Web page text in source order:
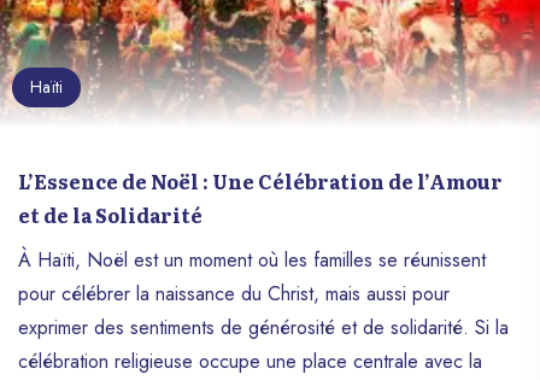
Haïti
L’Essence de Noël : Une Célébration de l’Amour
et de la Solidarité
À Haïti, Noël est un moment où les familles se réunissent
pour célébrer la naissance du Christ, mais aussi pour
exprimer des sentiments de générosité et de solidarité. Si la
célébration religieuse occupe une place centrale avec la